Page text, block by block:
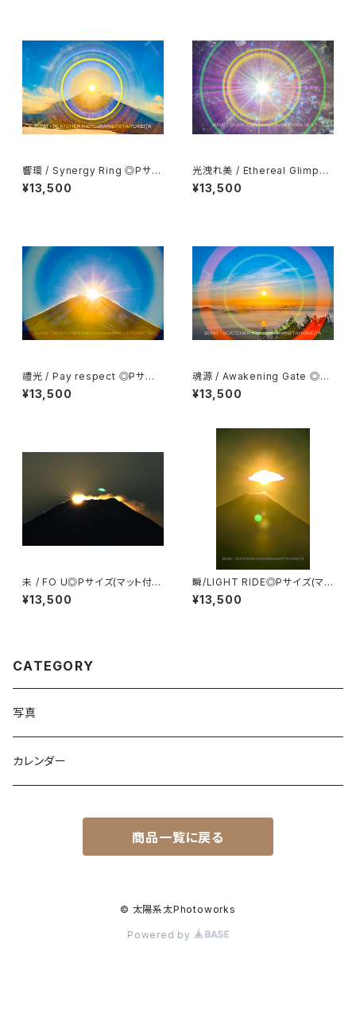
響環 / Synergy Ring ◎Pサイ
ズ(マット付き)
¥13,500
光洩れ美 / Ethereal Glimpse
◎Pサイズ(マット付き)
¥13,500
禮光 / Pay respect ◎Pサイ
ズ(マット付き)
¥13,500
魂源 / Awakening Gate ◎P
サイズ(マット付き)
¥13,500
未 / FO U◎Pサイズ(マット付
き)
¥13,500
瞬/LIGHT RIDE◎Pサイズ(マッ
ト付き)
¥13,500
CATEGORY
写真
カレンダー
商品一覧に戻る
© 太陽系太Photoworks
Powered by